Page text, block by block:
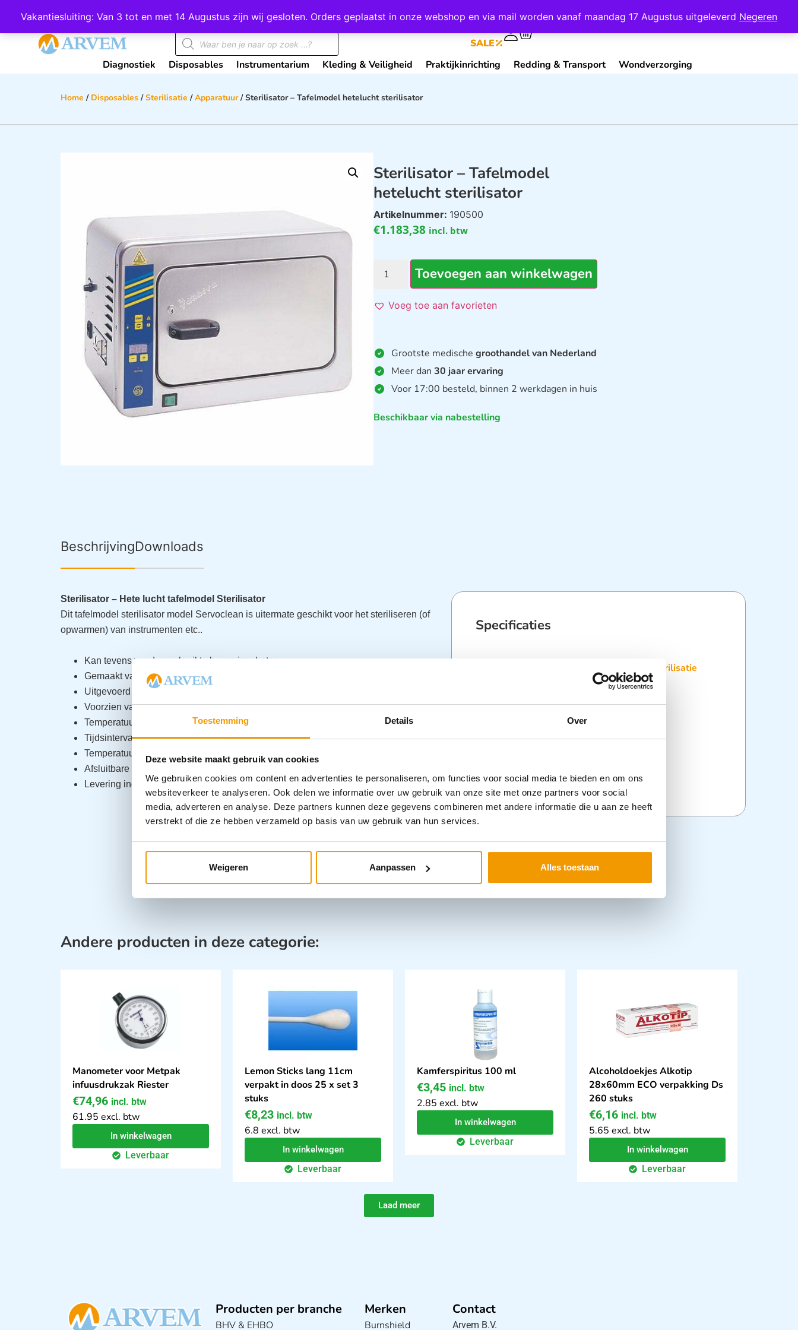
Toestemming Details Over
Deze website maakt gebruik van cookies
We gebruiken cookies om content en advertenties te personaliseren, om functies voor social media te bieden en om ons
websiteverkeer te analyseren. Ook delen we informatie over uw gebruik van onze site met onze partners voor social
media, adverteren en analyse. Deze partners kunnen deze gegevens combineren met andere informatie die u aan ze heeft
verstrekt of die ze hebben verzameld op basis van uw gebruik van hun services.
Weigeren Aanpassen Alles toestaan
Vakantiesluiting: Van 3 tot en met 14 Augustus zijn wij gesloten. Orders geplaatst in onze webshop en via mail worden vanaf maandag 17 Augustus uitgeleverd Negeren
Wij scoren een 4,8 op Google Mijn Account Contact
SALE
Diagnostiek Disposables Instrumentarium Kleding & Veiligheid Praktijkinrichting Redding & Transport Wondverzorging
Home / Disposables /Sterilisatie /Apparatuur/ Sterilisator – Tafelmodel hetelucht sterilisator
Sterilisator – Tafelmodel
hetelucht sterilisator
Artikelnummer: 190500
€1.183,38 incl. btw
Toevoegen aan winkelwagen
Voeg toe aan favorieten
Grootste medischegroothandel van Nederland
Meer dan30 jaar ervaring
Voor 17:00 besteld, binnen 2 werkdagen in huis
Beschikbaar via nabestelling
BeschrijvingDownloads
Sterilisator – Hete lucht tafelmodel Sterilisator
Dit tafelmodel sterilisator model Servoclean is uitermate geschikt voor het steriliseren (of
opwarmen) van instrumenten etc..
Kan tevens worden gebruikt als een incubator
Gemaakt van roestvrij staal met glasvezelisolatie
Uitgevoerd met display voor tijd en temperatuur weergave
Voorzien van elektronische temperatuurregeling
Temperatuur is instelbaar van 140 ° – 200 ° C
Tijdsinterval instelbaar 0-120 minuten
Temperatuur en fouten alarmering display
Afsluitbare deur met toebehoren voorwandmontage
Levering inclusief 2 x roestvrijstalen bakken
Specificaties
Sterilisatie
Andere producten in deze categorie:
Manometer voor Metpak
infuusdrukzak Riester
€74,96 incl. btw
61.95 excl. btw
In winkelwagen
Leverbaar
Lemon Sticks lang 11cm
verpakt in doos 25 x set 3
stuks
€8,23 incl. btw
6.8 excl. btw
In winkelwagen
Leverbaar
Kamferspiritus 100 ml
€3,45 incl. btw
2.85 excl. btw
In winkelwagen
Leverbaar
Alcoholdoekjes Alkotip
28x60mm ECO verpakking Ds
260 stuks
€6,16 incl. btw
5.65 excl. btw
In winkelwagen
Leverbaar
Laad meer
Producten per branche
BHV & EHBO
Merken
Burnshield
Contact
Arvem B.V.